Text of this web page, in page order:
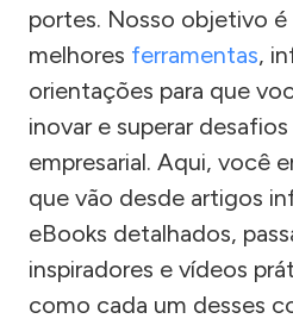
portes. Nosso objetivo é
melhores ferramentas,
orientações para que
inovar e superar
empresarial. Aqui, você
que vão desde artigos
eBooks detalhados,
inspiradores e vídeos
como cada um desses